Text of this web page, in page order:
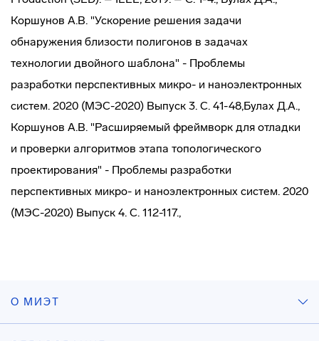
Коршунов А.В. "Ускорение решения задачи
обнаружения близости полигонов в задачах
технологии двойного шаблона" - Проблемы
разработки перспективных микро- и наноэлектронных
систем. 2020 (МЭС-2020) Выпуск 3. С. 41-48,Булах Д.А.,
Коршунов А.В. "Расширяемый фреймворк для отладки
и проверки алгоритмов этапа топологического
проектирования" - Проблемы разработки
перспективных микро- и наноэлектронных систем. 2020
(МЭС-2020) Выпуск 4. С. 112-117.,
О МИЭТ